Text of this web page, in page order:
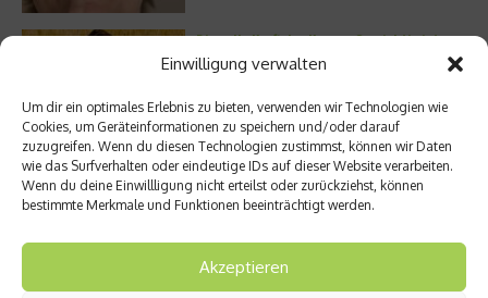
Einwilligung verwalten
Um dir ein optimales Erlebnis zu bieten, verwenden wir Technologien wie
Cookies, um Geräteinformationen zu speichern und/oder darauf
zuzugreifen. Wenn du diesen Technologien zustimmst, können wir Daten
wie das Surfverhalten oder eindeutige IDs auf dieser Website verarbeiten.
Wenn du deine Einwillligung nicht erteilst oder zurückziehst, können
bestimmte Merkmale und Funktionen beeinträchtigt werden.
Akzeptieren
Die volle Kraft des Korns – So wichtig ist
Getreide
Entzündung der Nebenhöhlen: Symptome
und verschiedene Formen
Stuhlgang – wie oft ist eigentlich normal?